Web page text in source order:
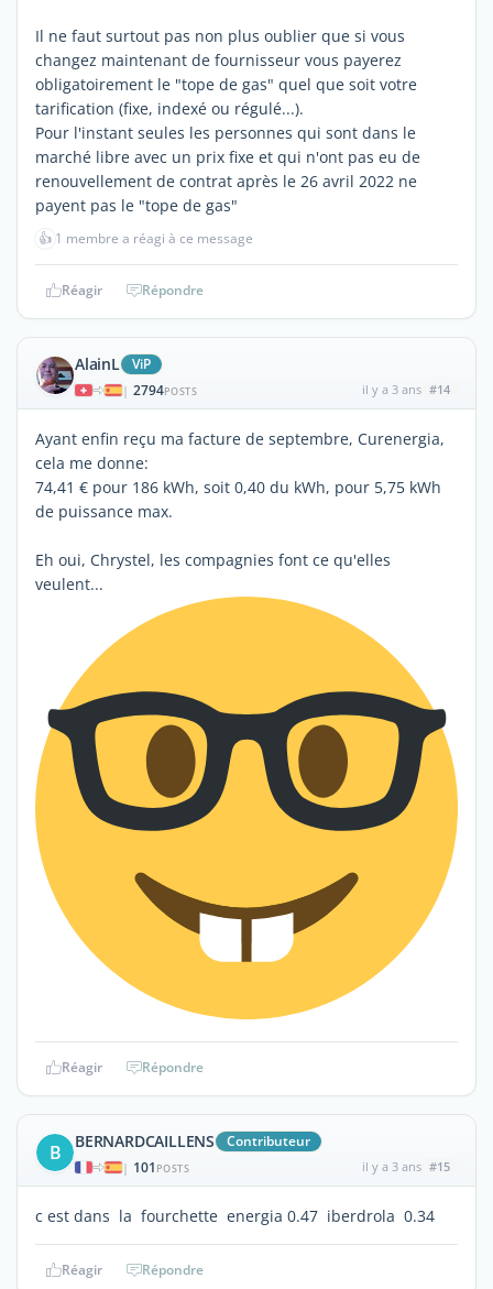
Il ne faut surtout pas non plus oublier que si vous
changez maintenant de fournisseur vous payerez
obligatoirement le "tope de gas" quel que soit votre
tarification (fixe, indexé ou régulé...).
Pour l'instant seules les personnes qui sont dans le
marché libre avec un prix fixe et qui n'ont pas eu de
renouvellement de contrat après le 26 avril 2022 ne
payent pas le "tope de gas"
👍 1 membre a réagi à ce message
Réagir Répondre
AlainL ViP
| 2794POSTS il y a 3 ans #14
Ayant enfin reçu ma facture de septembre, Curenergia,
cela me donne:
74,41 € pour 186 kWh, soit 0,40 du kWh, pour 5,75 kWh
de puissance max.
Eh oui, Chrystel, les compagnies font ce qu'elles
veulent...
Réagir Répondre
B BERNARDCAILLENS Contributeur
| 101 POSTS il y a 3 ans #15
c est dans la fourchette energia 0.47 iberdrola 0.34
Réagir Répondre